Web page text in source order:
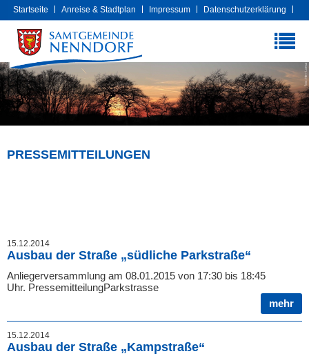
Startseite Anreise & Stadtplan Impressum Datenschutzerklärung
Cookies
PRESSEMITTEILUNGEN
15.12.2014
Ausbau der Straße „südliche Parkstraße“
Anliegerversammlung am 08.01.2015 von 17:30 bis 18:45
Uhr. PressemitteilungParkstrasse
mehr
15.12.2014
Ausbau der Straße „Kampstraße“